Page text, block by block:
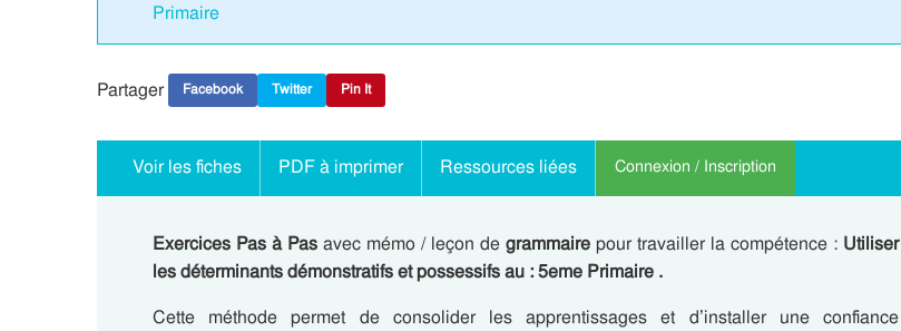
Primaire
Partager Facebook Twitter Pin It
Voir les fiches PDF à imprimer Ressources liées Connexion / Inscription
Exercices Pas à Pas avec mémo / leçon de grammaire pour travailler la compétence : Utiliser
les déterminants démonstratifs et possessifs au : 5eme Primaire .
Cette méthode permet de consolider les apprentissages et d’installer une confiance